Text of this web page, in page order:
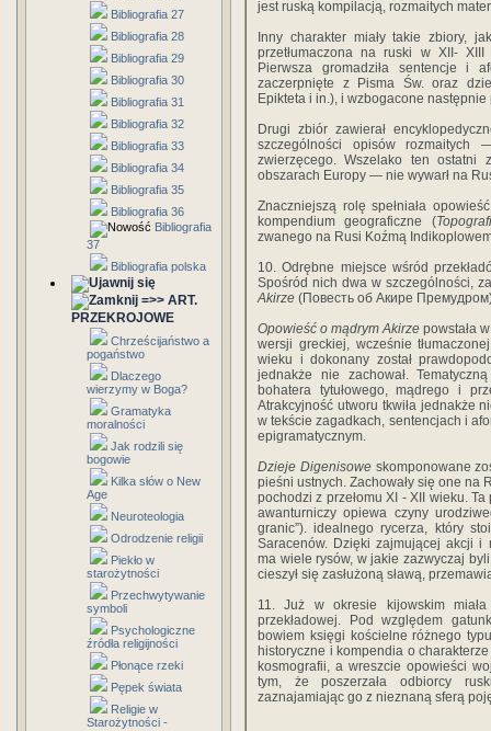
Bibliografia 27
Bibliografia 28
Bibliografia 29
Bibliografia 30
Bibliografia 31
Bibliografia 32
Bibliografia 33
Bibliografia 34
Bibliografia 35
Bibliografia 36
Bibliografia
37
Bibliografia polska
=>> ART.
PRZEKROJOWE
Chrześcijaństwo a
pogaństwo
Dlaczego
wierzymy w Boga?
Gramatyka
moralności
Jak rodzili się
bogowie
Kilka słów o New
Age
Neuroteologia
Odrodzenie religii
Piekło w
starożytności
Przechwytywanie
symboli
Psychologiczne
źródła religijności
Płonące rzeki
Pępek świata
Religie w
Starożytności -
jest ruską kompilacją, rozmaitych
Inny charakter miały takie zbiory,
przetłumaczona na ruski w XII-
Pierwsza gromadziła sentencje i
zaczerpnięte z Pisma Św. oraz
Epikteta i in.), i wzbogacone
Drugi zbiór zawierał
szczególności opisów
zwierzęcego. Wszelako ten
obszarach Europy — nie wywarł na
Znaczniejszą rolę spełniała
kompendium geograficzne (
zwanego na Rusi Koźmą
10. Odrębne miejsce wśród
Spośród nich dwa w szczególności,
Akirze (Повесть об Акире
Opowieść o mądrym Akirze powstała
wersji greckiej, wcześnie
wieku i dokonany został
jednakże nie zachował.
bohatera tytułowego, mądrego i
Atrakcyjność utworu tkwiła jednakże
w tekście zagadkach, sentencjach i
epigramatycznym.
Dzieje Digenisoweskomponowane
pieśni ustnych. Zachowały się one na
pochodzi z przełomu XI - XII wieku.
awanturniczy opiewa czyny
granic”). idealnego rycerza, który
Saracenów. Dzięki zajmującej akcji i
ma wiele rysów, w jakie zazwyczaj
cieszył się zasłużoną sławą,
11. Już w okresie kijowskim
przekładowej. Pod względem
bowiem księgi kościelne różnego
historyczne i kompendia o
kosmografii, a wreszcie opowieści
tym, że poszerzała odbiorcy
zaznajamiając go z nieznaną sferą